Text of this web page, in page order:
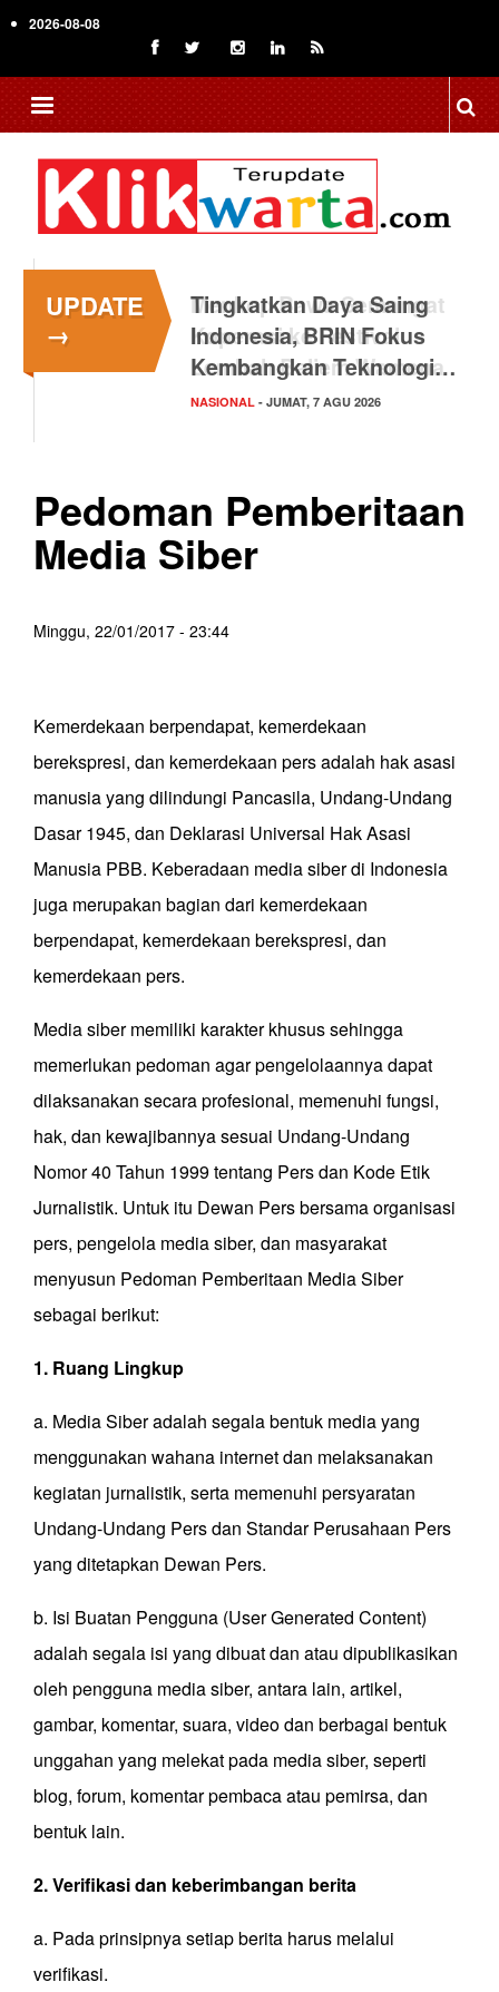
to
content
2026-08-08
UPDATE
→
Tingkatkan Daya Saing
Indonesia, BRIN Fokus
Kembangkan Teknologi…
NASIONAL - JUMAT, 7 AGU 2026
Pedoman Pemberitaan
Media Siber
Minggu, 22/01/2017 - 23:44
Kemerdekaan berpendapat, kemerdekaan
berekspresi, dan kemerdekaan pers adalah hak asasi
manusia yang dilindungi Pancasila, Undang-Undang
Dasar 1945, dan Deklarasi Universal Hak Asasi
Manusia PBB. Keberadaan media siber di Indonesia
juga merupakan bagian dari kemerdekaan
berpendapat, kemerdekaan berekspresi, dan
kemerdekaan pers.
Media siber memiliki karakter khusus sehingga
memerlukan pedoman agar pengelolaannya dapat
dilaksanakan secara profesional, memenuhi fungsi,
hak, dan kewajibannya sesuai Undang-Undang
Nomor 40 Tahun 1999 tentang Pers dan Kode Etik
Jurnalistik. Untuk itu Dewan Pers bersama organisasi
pers, pengelola media siber, dan masyarakat
menyusun Pedoman Pemberitaan Media Siber
sebagai berikut:
1. Ruang Lingkup
a. Media Siber adalah segala bentuk media yang
menggunakan wahana internet dan melaksanakan
kegiatan jurnalistik, serta memenuhi persyaratan
Undang-Undang Pers dan Standar Perusahaan Pers
yang ditetapkan Dewan Pers.
b. Isi Buatan Pengguna (User Generated Content)
adalah segala isi yang dibuat dan atau dipublikasikan
oleh pengguna media siber, antara lain, artikel,
gambar, komentar, suara, video dan berbagai bentuk
unggahan yang melekat pada media siber, seperti
blog, forum, komentar pembaca atau pemirsa, dan
bentuk lain.
2. Verifikasi dan keberimbangan berita
a. Pada prinsipnya setiap berita harus melalui
verifikasi.